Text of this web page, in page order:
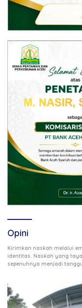
Opini
Kirimkan naskah melalui
identitas. Naskah yang
sepenuhnya menjadi